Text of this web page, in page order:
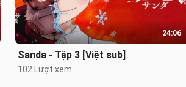
24:06
Sanda - Tập 3 [Việt sub]
102 Lượt xem